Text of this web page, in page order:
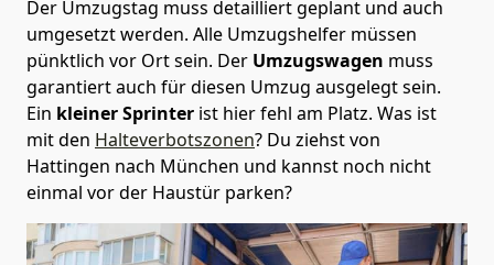
Der Umzugstag muss detailliert geplant und auch
umgesetzt werden. Alle Umzugshelfer müssen
pünktlich vor Ort sein. Der Umzugswagen muss
garantiert auch für diesen Umzug ausgelegt sein.
Ein kleiner Sprinter ist hier fehl am Platz. Was ist
mit den Halteverbotszonen? Du ziehst von
Hattingen nach München und kannst noch nicht
einmal vor der Haustür parken?